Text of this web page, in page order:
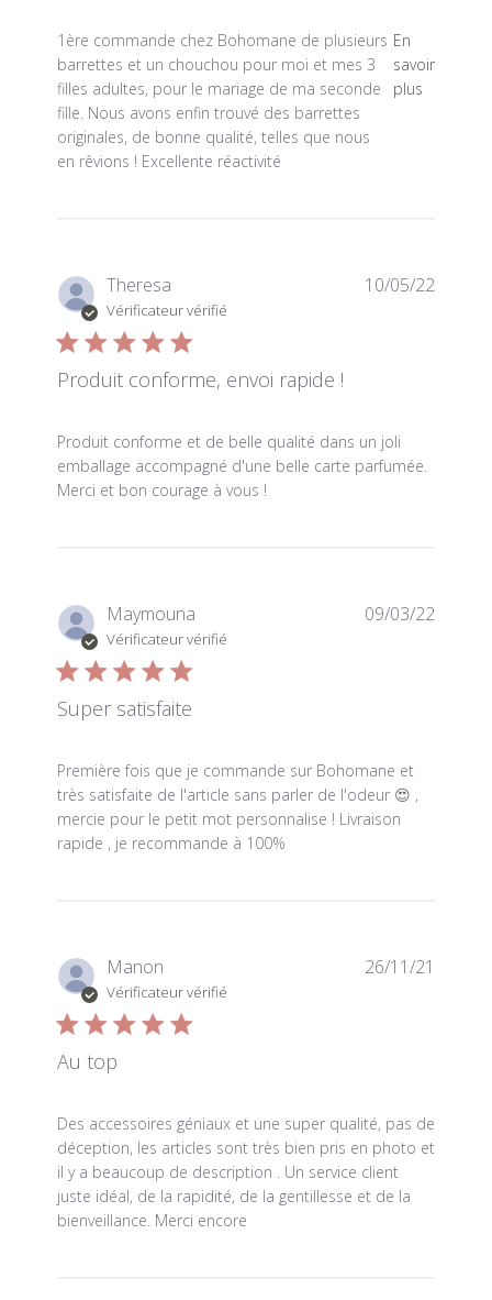
1ère commande chez Bohomane de plusieurs
barrettes et un chouchou pour moi et mes 3
filles adultes, pour le mariage de ma seconde
fille. Nous avons enfin trouvé des barrettes
originales, de bonne qualité, telles que nous
en rêvions ! Excellente réactivité
En
savoir
plus
read more about review content 1ère commande chez
Theresa
Vérificateur vérifié
Produit conforme, envoi rapide !
Produit conforme et de belle qualité dans un joli
emballage accompagné d'une belle carte parfumée.
Merci et bon courage à vous !
read more about review content Produit conforme et
10/05/22
Maymouna
Vérificateur vérifié
Super satisfaite
Première fois que je commande sur Bohomane et
très satisfaite de l'article sans parler de l'odeur 😍 ,
mercie pour le petit mot personnalise ! Livraison
rapide , je recommande à 100%
read more about review content Première fois que je
09/03/22
Manon
Vérificateur vérifié
Au top
Des accessoires géniaux et une super qualité, pas de
déception, les articles sont très bien pris en photo et
il y a beaucoup de description . Un service client
juste idéal, de la rapidité, de la gentillesse et de la
bienveillance. Merci encore
read more about review content Des accessoires
26/11/21